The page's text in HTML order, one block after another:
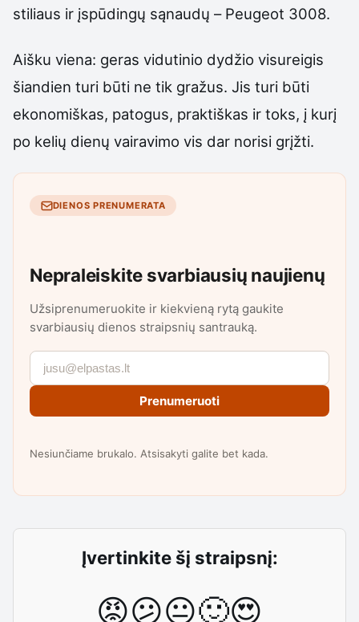
stiliaus ir įspūdingų sąnaudų – Peugeot 3008.
Aišku viena: geras vidutinio dydžio visureigis
šiandien turi būti ne tik gražus. Jis turi būti
ekonomiškas, patogus, praktiškas ir toks, į kurį
po kelių dienų vairavimo vis dar norisi grįžti.
DIENOS PRENUMERATA
Nepraleiskite svarbiausių naujienų
Užsiprenumeruokite ir kiekvieną rytą gaukite
svarbiausių dienos straipsnių santrauką.
Prenumeruoti
Nesiunčiame brukalo. Atsisakyti galite bet kada.
Įvertinkite šį straipsnį:
😡😕😐🙂😍